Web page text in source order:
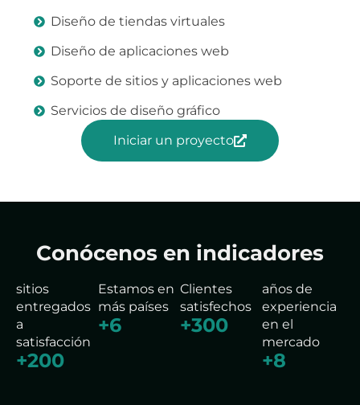
Diseño de tiendas virtuales
Diseño de aplicaciones web
Soporte de sitios y aplicaciones web
Servicios de diseño gráfico
Iniciar un proyecto
Conócenos en indicadores
sitios
entregados
a
satisfacción
+200
Estamos en
más países
+6
Clientes
satisfechos
+300
años de
experiencia
en el
mercado
+8